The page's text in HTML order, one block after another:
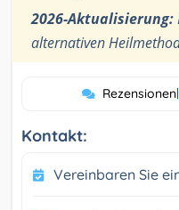
2026-Aktualisierung:
alternativen
Rezensionen|
Kontakt:
Vereinbaren Sie